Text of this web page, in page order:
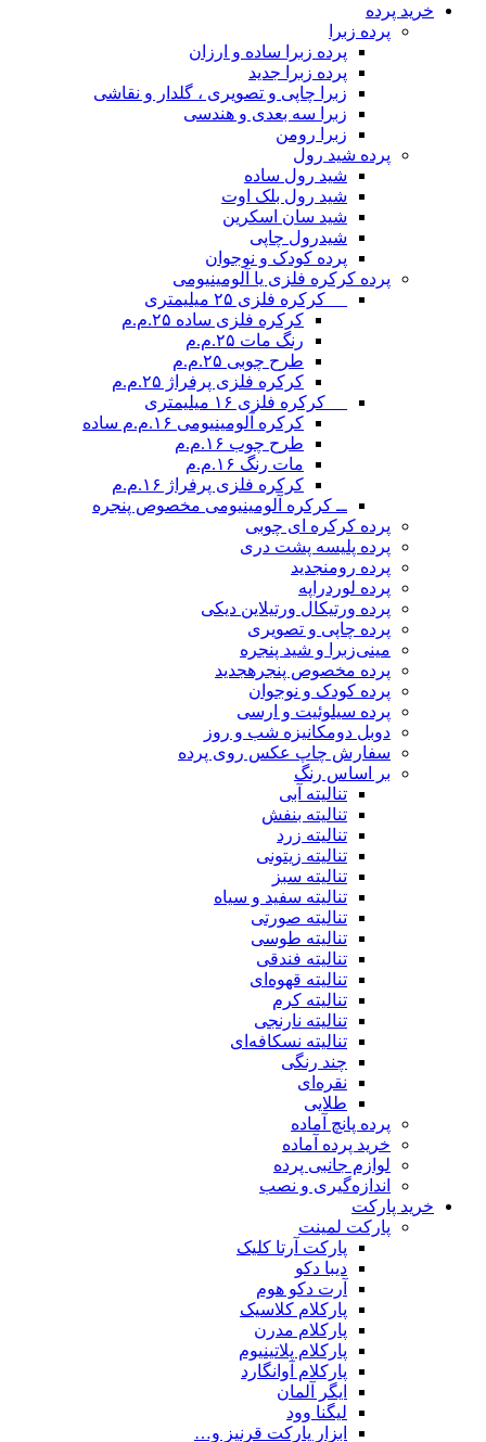
خرید پرده
پرده زبرا
پرده زبرا ساده و ارزان
پرده زبرا جدید
زبرا چاپی و تصویری ، گلدار و نقاشی
زبرا سه بعدی و هندسی
زبرا رومن
پرده شید رول
شید رول ساده
شید رول بلک اوت
شید سان اسکرین
شیدرول چاپی
پرده کودک و نوجوان
پرده کرکره فلزی یا آلومینیومی
__ کرکره فلزی ۲۵ میلیمتری
کرکره فلزی ساده ۲۵.م.م
رنگ مات ۲۵.م.م
طرح چوبی ۲۵.م.م
کرکره فلزی پرفراژ ۲۵.م.م
__ کرکره فلزی ۱۶ میلیمتری
کرکره آلومینیومی ۱۶.م.م ساده
طرح چوب ۱۶.م.م
مات رنگ ۱۶.م.م
کرکره فلزی پرفراژ ۱۶.م.م
ــ کرکره آلومینیومی مخصوص پنجره
پرده کرکره ای چوبی
پرده پلیسه پشت دری
پرده رومنجدید
پرده لوردراپه
پرده ورتیکال ورتیلاین دیکی
پرده چاپی و تصویری
مینی‌زبرا و شید پنجره
پرده مخصوص پنجرهجدید
پرده کودک و نوجوان
پرده سیلوئیت و ارسی
دوبل دومکانیزه شب و روز
سفارش چاپ عکس روی پرده
بر اساس رنگ
تنالیته آبی
تنالیته بنفش
تنالیته زرد
تنالیته زیتونی
تنالیته سبز
تنالیته سفید و سیاه
تنالیته صورتی
تنالیته طوسی
تنالیته فندقی
تنالیته قهوه‌ای
تنالیته کرم
تنالیته نارنجی
تنالیته نسکافه‌ای
چند رنگی
نقره‌ای
طلایی
پرده پانچ آماده
خرید پرده آماده
لوازم جانبی پرده
اندازه‌گیری و نصب
خرید پارکت
پارکت لمینت
پارکت آرتا کلیک
دیبا دکو
آرت دکو هوم
پارکلام کلاسیک
پارکلام مدرن
پارکلام پلاتینیوم
پارکلام آوانگارد
ایگر آلمان
لیگنا وود
ابزار پارکت قرنیز و…